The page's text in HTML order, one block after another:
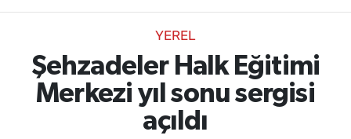
YEREL
Şehzadeler Halk Eğitimi
Merkezi yıl sonu sergisi
açıldı
SİYASET
EKONOMİ
Manisa Hava Durumu
Manisa Trafik Yoğunluk Haritası
Süper Lig Puan Durumu ve Fikstür